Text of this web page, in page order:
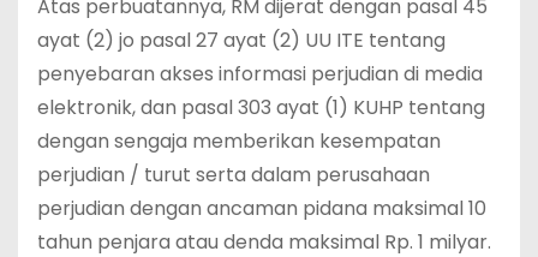
Atas perbuatannya, RM dijerat dengan pasal 45
ayat (2) jo pasal 27 ayat (2) UU ITE tentang
penyebaran akses informasi perjudian di media
elektronik, dan pasal 303 ayat (1) KUHP tentang
dengan sengaja memberikan kesempatan
perjudian / turut serta dalam perusahaan
perjudian dengan ancaman pidana maksimal 10
tahun penjara atau denda maksimal Rp. 1 milyar.